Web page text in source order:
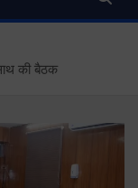
की बैठक